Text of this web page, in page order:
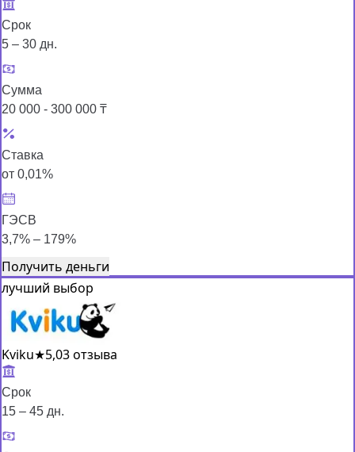
Срок
5 – 30 дн.
Сумма
20 000 - 300 000 ₸
Ставка
от 0,01%
ГЭСВ
3,7% – 179%
Получить деньги
лучший выбор
Kviku★5,03 отзыва
Срок
15 – 45 дн.